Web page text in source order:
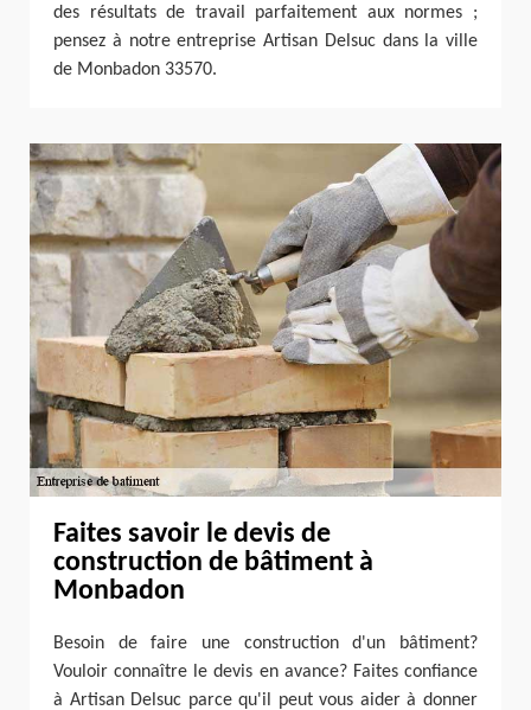
des résultats de travail parfaitement aux normes ;
pensez à notre entreprise Artisan Delsuc dans la ville
de Monbadon 33570.
Faites savoir le devis de
construction de bâtiment à
Monbadon
Besoin de faire une construction d'un bâtiment?
Vouloir connaître le devis en avance? Faites confiance
à Artisan Delsuc parce qu'il peut vous aider à donner